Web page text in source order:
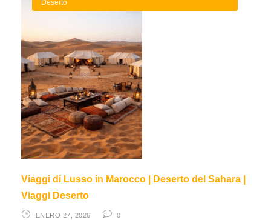
Deserto
Viaggi di Lusso in Marocco | Deserto del Sahara |
Viaggi Deserto
ENERO 27, 2026 0